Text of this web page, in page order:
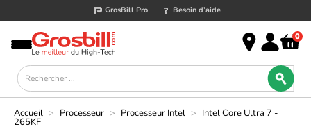
GrosBill Pro Besoin d’aide
0
Accueil > Processeur > Processeur Intel > Intel Core Ultra 7 -
265KF